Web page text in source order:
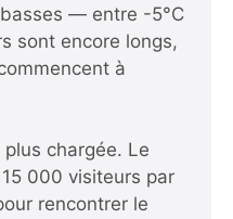
— entre -5°C
sont encore longs,
à
plus chargée. Le
000 visiteurs par
rencontrer le